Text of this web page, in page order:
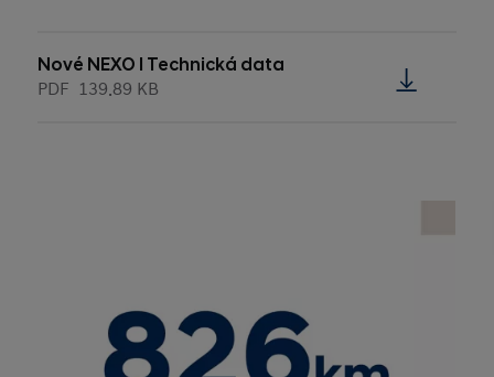
Nové NEXO l Technická data
PDF 139.89 KB